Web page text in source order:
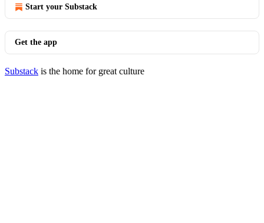
Start your Substack
Get the app
Substack is the home for great culture